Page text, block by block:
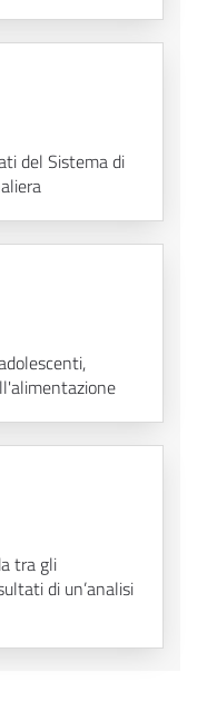
del Sistema di
tra gli
di un’analisi